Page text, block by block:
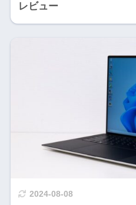
レビュー
2024-08-08